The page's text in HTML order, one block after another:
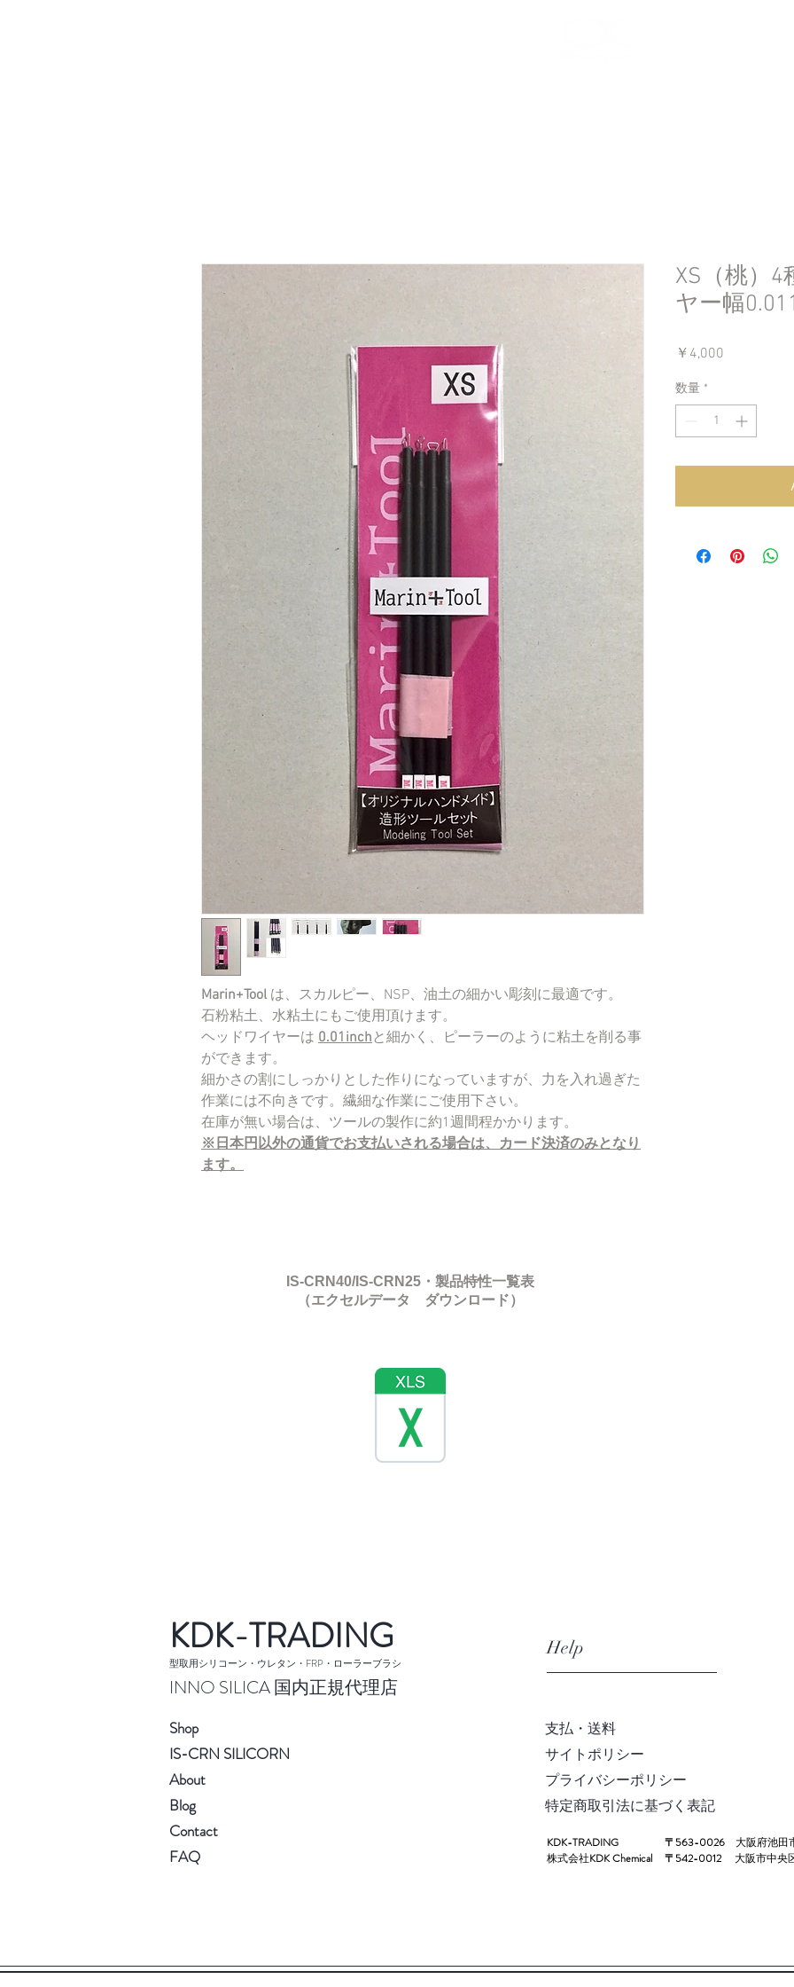
Marin+Tool は、スカルピー、NSP、油土の細かい彫刻に最適です。
石粉粘土、水粘土にもご使用頂けます。
ヘッドワイヤーは 0.01inchと細かく、ピーラーのように粘土を削る事
ができます。
細かさの割にしっかりとした作りになっていますが、力を入れ過ぎた
作業には不向きです。繊細な作業にご使用下さい。
在庫が無い場合は、ツールの製作に約1週間程かかります。
※日本円以外の通貨でお支払いされる場合は、カード決済のみとなり
ます。
XS（桃）
ヤー幅
￥4,000
数量 *
IS-CRN40/IS-CRN25・ 製品特性一覧表
​（エクセルデータ ダウンロード）
KDK-TRADING
型取用シリコーン・ウレタン・FRP・ローラーブラシ
INNO SILICA 国内正規代理店
Help
Shop
IS-CRN SILICORN
About
Blog
Contact
FAQ
支払・送料
サイトポリシー
プライバシーポリシー
​特定商取引法に基づく表記
KDK-TRADING
株式会社KDK Chemical
〒563-0026 大阪府池田
〒542-0012 大阪市中央